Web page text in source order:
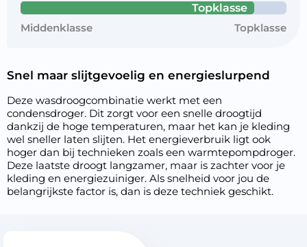
Topklasse
Middenklasse
Topklasse
Snel maar slijtgevoelig en energieslurpend
Deze wasdroogcombinatie werkt met een
condensdroger. Dit zorgt voor een snelle droogtijd
dankzij de hoge temperaturen, maar het kan je kleding
wel sneller laten slijten. Het energieverbruik ligt ook
hoger dan bij technieken zoals een warmtepompdroger.
Deze laatste droogt langzamer, maar is zachter voor je
kleding en energiezuiniger. Als snelheid voor jou de
belangrijkste factor is, dan is deze techniek geschikt.